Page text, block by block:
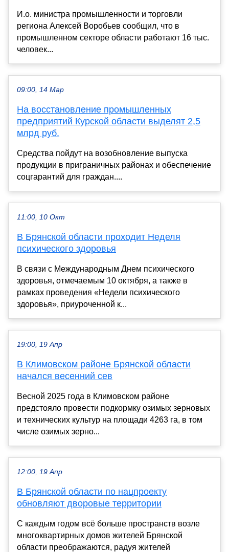
И.о. министра промышленности и торговли
региона Алексей Воробьев сообщил, что в
промышленном секторе области работают 16 тыс.
человек...
09:00, 14 Мар
На восстановление промышленных
предприятий Курской области выделят 2,5
млрд руб.
Средства пойдут на возобновление выпуска
продукции в приграничных районах и обеспечение
соцгарантий для граждан....
11:00, 10 Окт
В Брянской области проходит Неделя
психического здоровья
В связи с Международным Днем психического
здоровья, отмечаемым 10 октября, а также в
рамках проведения «Недели психического
здоровья», приуроченной к...
19:00, 19 Апр
В Климовском районе Брянской области
начался весенний сев
Весной 2025 года в Климовском районе
предстояло провести подкормку озимых зерновых
и технических культур на площади 4263 га, в том
числе озимых зерно...
12:00, 19 Апр
В Брянской области по нацпроекту
обновляют дворовые территории
С каждым годом всё больше пространств возле
многоквартирных домов жителей Брянской
области преображаются, радуя жителей